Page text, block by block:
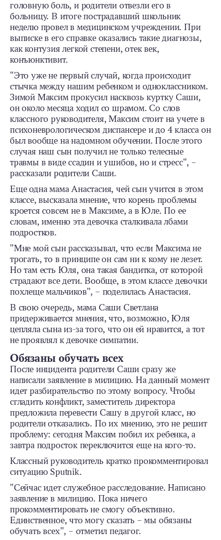
головную боль, и родители отвезли его в
больницу. В итоге пострадавший школьник
неделю провел в медицинском учреждении. При
выписке в его справке оказались такие диагнозы,
как контузия легкой степени, отек век,
конъюнктивит.
"Это уже не первый случай, когда происходит
стычка между нашим ребенком и одноклассником.
Зимой Максим прокусил насквозь куртку Саши,
он около месяца ходил со шрамом. Со слов
классного руководителя, Максим стоит на учете в
психоневрологическом диспансере и до 4 класса он
был вообще на надомном обучении. После этого
случая наш сын получил не только телесные
травмы в виде ссадин и ушибов, но и стресс", –
рассказали родители Саши.
Еще одна мама Анастасия, чей сын учится в этом
классе, высказала мнение, что корень проблемы
кроется совсем не в Максиме, а в Юле. По ее
словам, именно эта девочка сталкивала лбами
подростков.
"Мне мой сын рассказывал, что если Максима не
трогать, то в принципе он сам ни к кому не лезет.
Но там есть Юля, она такая бандитка, от которой
страдают все дети. Вообще, в этом классе девочки
похлеще мальчиков", – поделилась Анастасия.
В свою очередь, мама Саши Светлана
придерживается мнения, что, возможно, Юля
цепляла сына из-за того, что он ей нравится, а тот
не проявлял к девочке симпатии.
Обязаны обучать всех
После инцидента родители Саши сразу же
написали заявление в милицию. На данный момент
идет разбирательство по этому вопросу. Чтобы
сгладить конфликт, заместитель директора
предложила перевести Сашу в другой класс, но
родители отказались. По их мнению, это не решит
проблему: сегодня Максим побил их ребенка, а
завтра подросток переключится еще на кого-то.
Классный руководитель кратко прокомментировал
ситуацию Sputnik.
"Cейчас идет служебное расследование. Написано
заявление в милицию. Пока ничего
прокомментировать не смогу объективно.
Единственное, что могу сказать – мы обязаны
обучать всех", – отметил педагог.